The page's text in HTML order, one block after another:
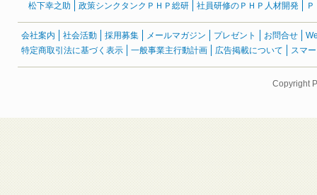
松下幸之助
政策シンクタンクＰＨＰ総研 社員研修のＰＨＰ人材開発
会社案内 社会活動 採用募集 メールマガジン プレゼント お問合せ
特定商取引法に基づく表示
一般事業主行動計画 広告掲載について スマ
Copyright